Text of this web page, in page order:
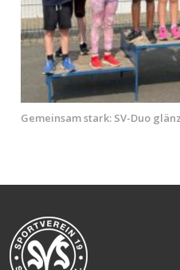
Gemeinsam stark: SV-Duo